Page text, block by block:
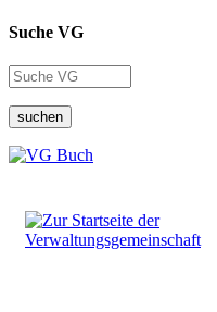
Suche VG
suchen